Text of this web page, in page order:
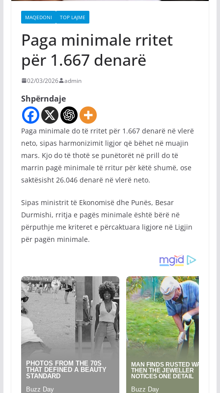
MAQEDONI TOP LAJME
Paga minimale rritet
për 1.667 denarë
02/03/2026 admin
Shpërndaje
Paga minimale do të rritet për 1.667 denarë në vlerë
neto, sipas harmonizimit ligjor që bëhet në muajin
mars. Kjo do të thotë se punëtorët në prill do të
marrin pagë minimale të rritur për këtë shumë, ose
saktësisht 26.046 denarë në vlerë neto.
Sipas ministrit të Ekonomisë dhe Punës, Besar
Durmishi, rritja e pagës minimale është bërë në
përputhje me kriteret e përcaktuara ligjore në Ligjin
për pagën minimale.